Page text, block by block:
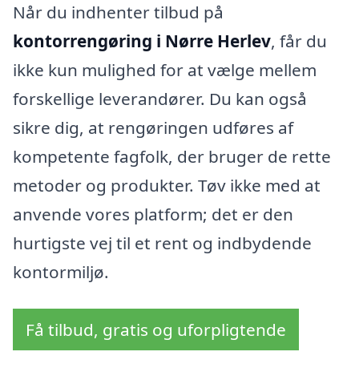
Når du indhenter tilbud på
kontorrengøring i Nørre Herlev, får du
ikke kun mulighed for at vælge mellem
forskellige leverandører. Du kan også
sikre dig, at rengøringen udføres af
kompetente fagfolk, der bruger de rette
metoder og produkter. Tøv ikke med at
anvende vores platform; det er den
hurtigste vej til et rent og indbydende
kontormiljø.
Få tilbud, gratis og uforpligtende